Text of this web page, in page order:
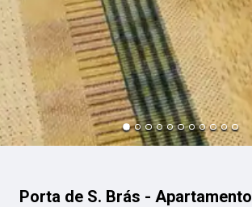
Porta de S. Brás - Apartamento